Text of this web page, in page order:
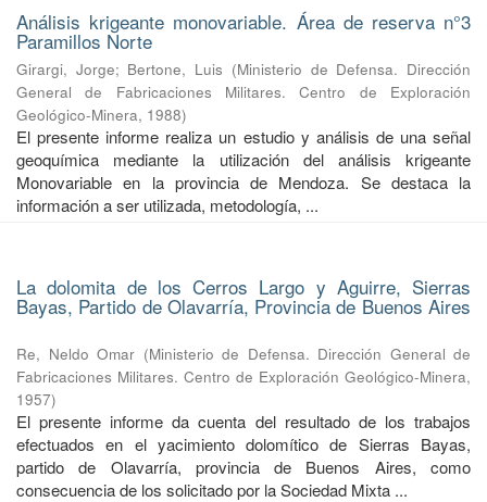
Análisis krigeante monovariable. Área de reserva n°3
Paramillos Norte
Girargi, Jorge; Bertone, Luis (Ministerio de Defensa. Dirección
General de Fabricaciones Militares. Centro de Exploración
Geológico-Minera, 1988)
El presente informe realiza un estudio y análisis de una señal
geoquímica mediante la utilización del análisis krigeante
Monovariable en la provincia de Mendoza. Se destaca la
información a ser utilizada, metodología, ...
La dolomita de los Cerros Largo y Aguirre, Sierras
Bayas, Partido de Olavarría, Provincia de Buenos Aires
Re, Neldo Omar (Ministerio de Defensa. Dirección General de
Fabricaciones Militares. Centro de Exploración Geológico-Minera,
1957)
El presente informe da cuenta del resultado de los trabajos
efectuados en el yacimiento dolomítico de Sierras Bayas,
partido de Olavarría, provincia de Buenos Aires, como
consecuencia de los solicitado por la Sociedad Mixta ...